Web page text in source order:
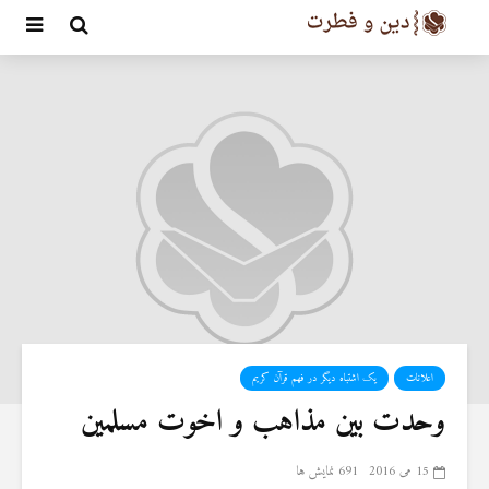
اعلانات یک اشتباه دیگر در فهم قرآن کریم
وحدت بین مذاهب و اخوت مسلمین
15 می 2016 691 نمایش ها